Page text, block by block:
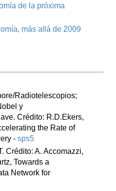
de la próxima
más allá de 2009
Radiotelescopios;
y
Crédito: R.D.Ekers,
the Rate of
- sps5
Crédito: A. Accomazzi,
Towards a
Network for